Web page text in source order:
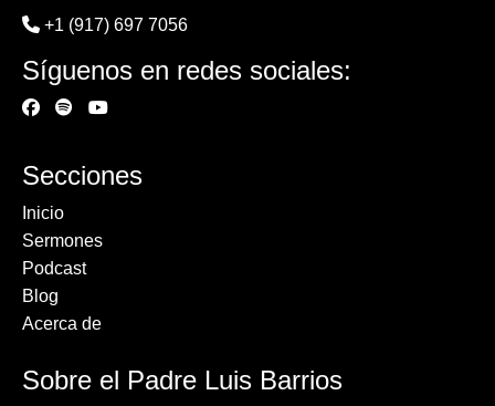
+1 (917) 697 7056
Síguenos en redes sociales:
Secciones
Inicio
Sermones
Podcast
Blog
Acerca de
Sobre el Padre Luis Barrios